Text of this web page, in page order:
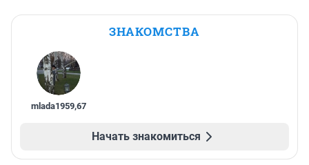
ЗНАКОМСТВА
mlada1959,67
Начать знакомиться